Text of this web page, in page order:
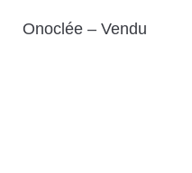
Onoclée – Vendu